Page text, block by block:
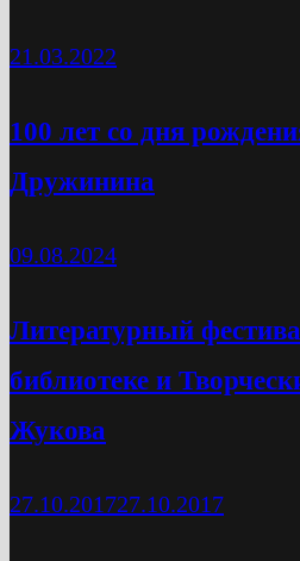
21.03.2022
100 лет со дня
Дружинина
09.08.2024
Литературный
библиотеке и
Жукова
27.10.201727.10.2017